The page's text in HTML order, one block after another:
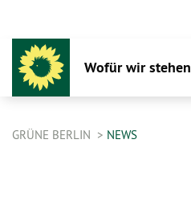
Wofür wir stehen
GRÜNE BERLIN NEWS